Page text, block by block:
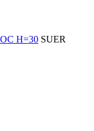
H=30 SUER